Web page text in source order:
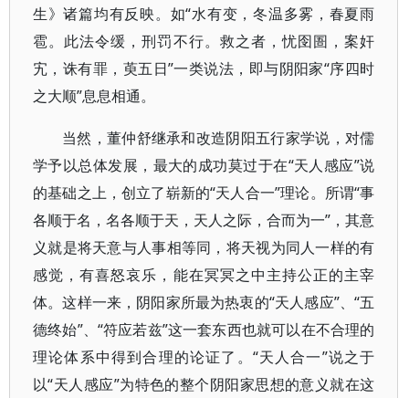
生》诸篇均有反映。如“水有变，冬温多雾，春夏雨
雹。此法令缓，刑罚不行。救之者，忧囹圄，案奸
宄，诛有罪，萸五日”一类说法，即与阴阳家“序四时
之大顺”息息相通。
当然，董仲舒继承和改造阴阳五行家学说，对儒
学予以总体发展，最大的成功莫过于在“天人感应”说
的基础之上，创立了崭新的“天人合一”理论。所谓“事
各顺于名，名各顺于天，天人之际，合而为一”，其意
义就是将天意与人事相等同，将天视为同人一样的有
感觉，有喜怒哀乐，能在冥冥之中主持公正的主宰
体。这样一来，阴阳家所最为热衷的“天人感应”、“五
德终始”、“符应若兹”这一套东西也就可以在不合理的
理论体系中得到合理的论证了。“天人合一”说之于
以“天人感应”为特色的整个阴阳家思想的意义就在这